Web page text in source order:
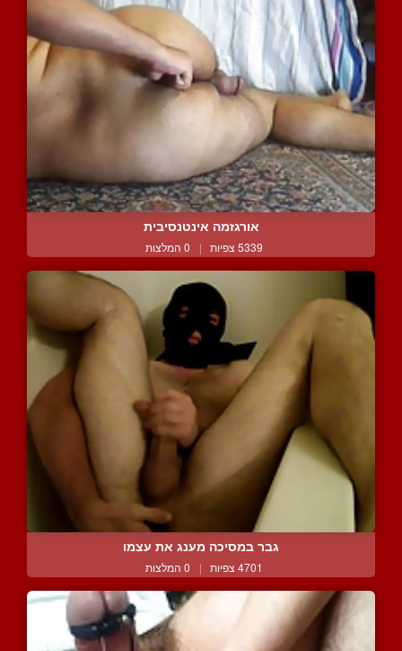
אורגזמה אינטנסיבית
5339 צפיות | 0 המלצות
גבר במסיכה מענג את עצמו
4701 צפיות | 0 המלצות